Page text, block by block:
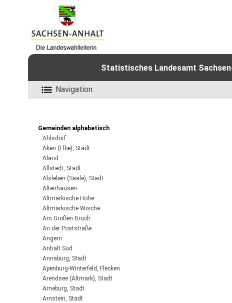
Statistisches Landesamt
Navigation
Gemeinden alphabetisch
Ahlsdorf
Aken (Elbe), Stadt
Aland
Allstedt, Stadt
Alsleben (Saale), Stadt
Altenhausen
Altmärkische Höhe
Altmärkische Wische
Am Großen Bruch
An der Poststraße
Angern
Anhalt Süd
Annaburg, Stadt
Apenburg-Winterfeld, Flecken
Arendsee (Altmark), Stadt
Arneburg, Stadt
Arnstein, Stadt